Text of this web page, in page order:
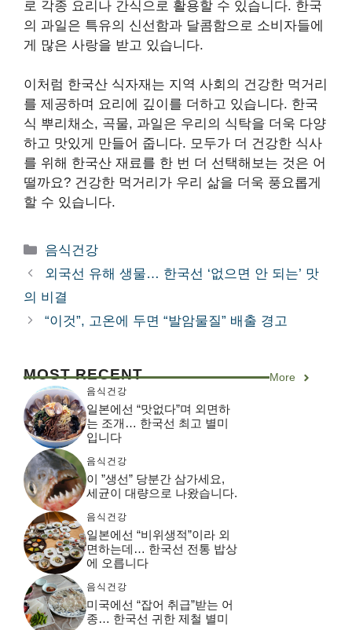
로 각종 요리나 간식으로 활용할 수 있습니다. 한국
의 과일은 특유의 신선함과 달콤함으로 소비자들에
게 많은 사랑을 받고 있습니다.
이처럼 한국산 식자재는 지역 사회의 건강한 먹거리
를 제공하며 요리에 깊이를 더하고 있습니다. 한국
식 뿌리채소, 곡물, 과일은 우리의 식탁을 더욱 다양
하고 맛있게 만들어 줍니다. 모두가 더 건강한 식사
를 위해 한국산 재료를 한 번 더 선택해보는 것은 어
떨까요? 건강한 먹거리가 우리 삶을 더욱 풍요롭게
할 수 있습니다.
카
테
리
음식건강
외국선 유해 생물… 한국선 ‘없으면 안 되는’ 맛
의 비결
“이것”, 고온에 두면 “발암물질” 배출 경고
MOST RECENT More
음식건강
일본에선 “맛없다”며 외면하
는 조개… 한국선 최고 별미
입니다
음식건강
이 ”생선” 당분간 삼가세요,
세균이 대량으로 나왔습니다.
음식건강
일본에선 “비위생적”이라 외
면하는데… 한국선 전통 밥상
에 오릅니다
음식건강
미국에선 “잡어 취급”받는 어
종… 한국선 귀한 제철 별미